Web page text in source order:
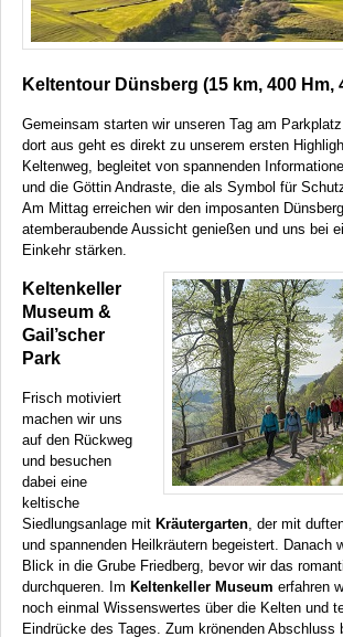
Keltentour Dünsberg (15 km, 400 Hm,
Gemeinsam starten wir unseren Tag am
dort aus geht es direkt zu unserem ersten
Keltenweg, begleitet von spannenden
und die Göttin Andraste, die als Symbol für
Am Mittag erreichen wir den imposanten
atemberaubende Aussicht genießen und uns bei
Einkehr stärken.
Keltenkeller
Museum &
Gail’scher
Park
Frisch motiviert
machen wir uns
auf den Rückweg
und besuchen
dabei eine
keltische
Siedlungsanlage mit Kräutergarten , der mit
und spannenden Heilkräutern begeistert. Danach
Blick in die Grube Friedberg, bevor wir das
durchqueren. Im Keltenkeller Museum erfahren
noch einmal Wissenswertes über die Kelten und
Eindrücke des Tages. Zum krönenden Abschluss